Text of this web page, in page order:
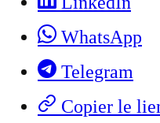
WhatsApp
Telegram
Copier le